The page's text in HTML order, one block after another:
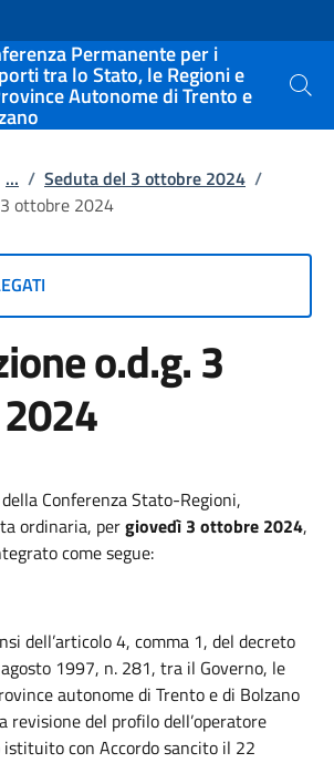
sito
Permanente per i
tra lo Stato, le Regioni e
Autonome di Trento e Cerca
... / Seduta del 3 ottobre 2024 /
ottobre 2024
o.d.g. 3
Conferenza Stato-Regioni,
ordinaria, pergiovedì 3 ottobre 2024,
come segue:
dell’articolo 4, comma 1, del decreto
1997, n. 281, tra il Governo, le
autonome di Trento e di Bolzano
revisione del profilo dell’operatore
con Accordo sancito il 22